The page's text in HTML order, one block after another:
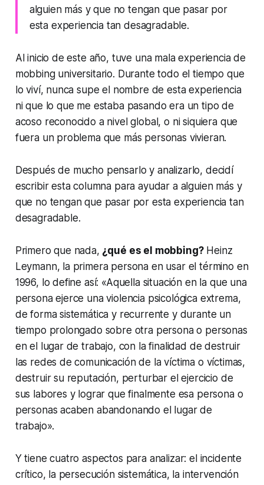
alguien más y que no tengan que pasar por
esta experiencia tan desagradable.
Al inicio de este año, tuve una mala experiencia de
mobbing universitario. Durante todo el tiempo que
lo viví, nunca supe el nombre de esta experiencia
ni que lo que me estaba pasando era un tipo de
acoso reconocido a nivel global, o ni siquiera que
fuera un problema que más personas vivieran.
Después de mucho pensarlo y analizarlo, decidí
escribir esta columna para ayudar a alguien más y
que no tengan que pasar por esta experiencia tan
desagradable.
Primero que nada, ¿qué es el mobbing?Heinz
Leymann, la primera persona en usar el término en
1996, lo define así: «Aquella situación en la que una
persona ejerce una violencia psicológica extrema,
de forma sistemática y recurrente y durante un
tiempo prolongado sobre otra persona o personas
en el lugar de trabajo, con la finalidad de destruir
las redes de comunicación de la víctima o víctimas,
destruir su reputación, perturbar el ejercicio de
sus labores y lograr que finalmente esa persona o
personas acaben abandonando el lugar de
trabajo».
Y tiene cuatro aspectos para analizar: el incidente
crítico, la persecución sistemática, la intervención